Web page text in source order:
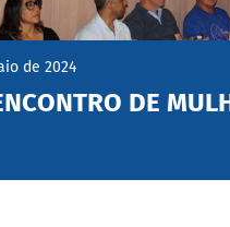
de 2024
DE